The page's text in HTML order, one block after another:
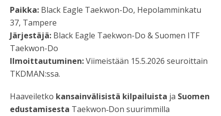
Paikka: Black Eagle Taekwon-Do, Hepolamminkatu
37, Tampere
Järjestäjä: Black Eagle Taekwon-Do &Suomen ITF
Taekwon-Do
Ilmoittautuminen:Viimeistään 15.5.2026 seuroittain
TKDMAN:ssa.
Haaveiletko kansainvälisistä kilpailuista ja Suomen
edustamisesta Taekwon‑Don suurimmilla